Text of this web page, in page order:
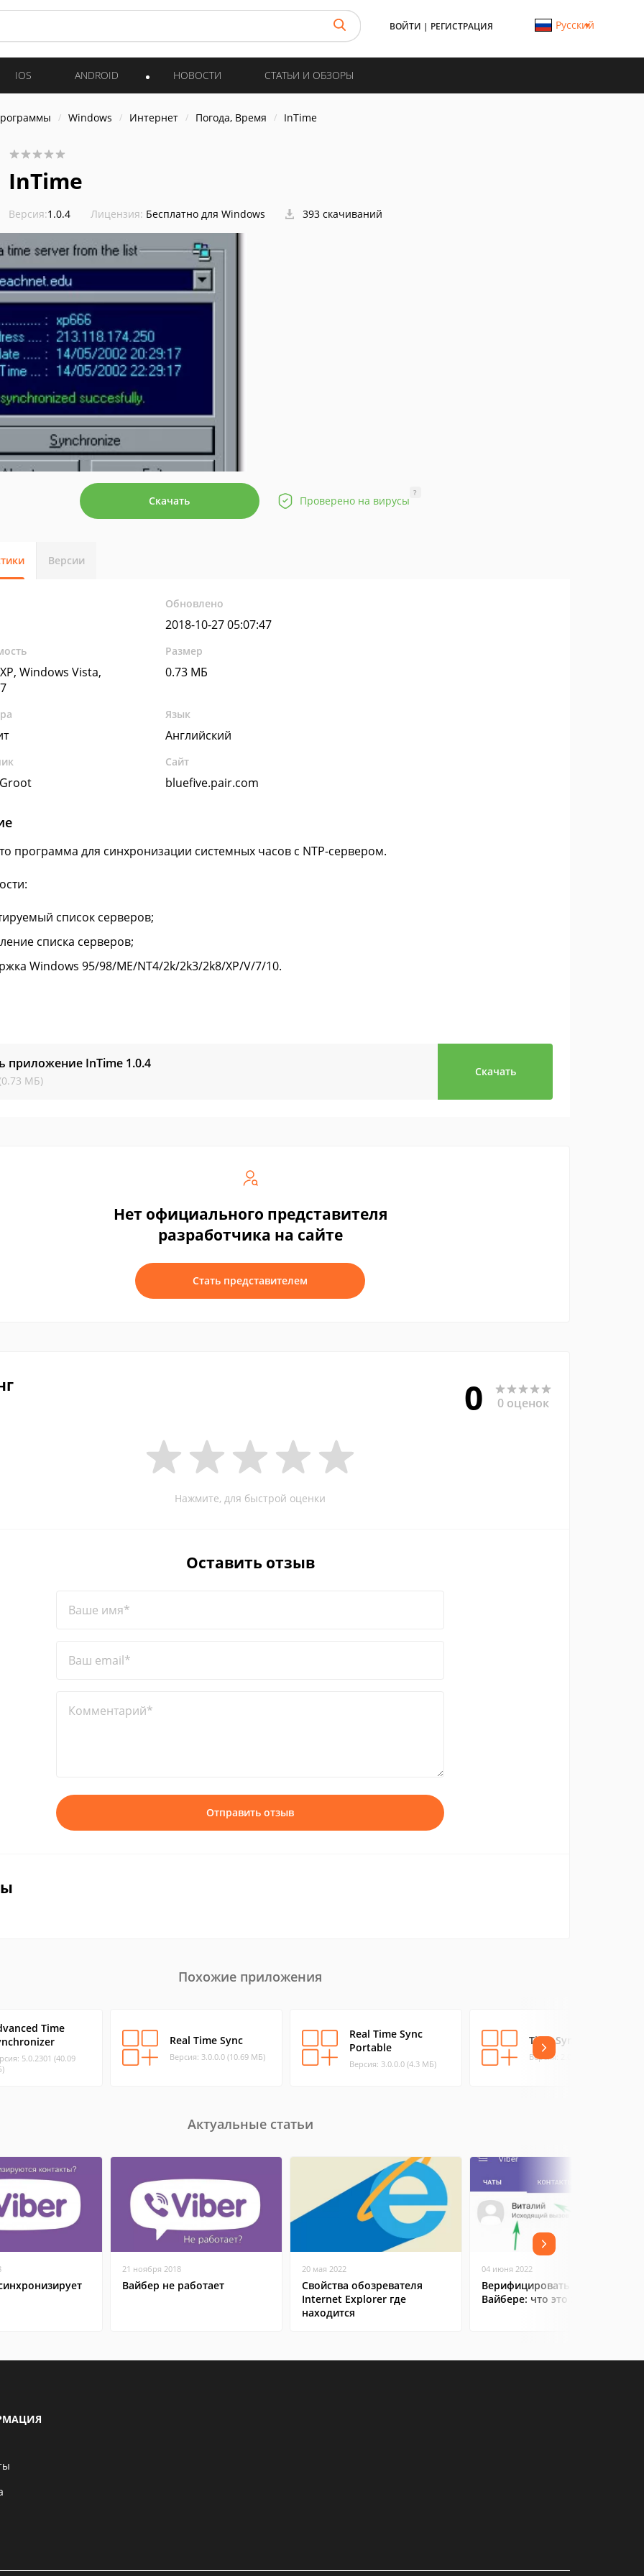
ВОЙТИ | РЕГИСТРАЦИЯ Русский
IOS ANDROID НОВОСТИ СТАТЬИ И ОБЗОРЫ
Windows Интернет Погода, Время InTime
InTime
Версия:1.0.4 Лицензия: Бесплатно для Windows 393 скачиваний
Скачать Проверено на вирусы
?
Версии
Обновлено
2018-10-27 05:07:47
Windows Vista,
Размер
0.73 МБ
Язык
Английский
Сайт
bluefive.pair.com
программа для синхронизации системных часов с NTP-сервером.
список серверов;
списка серверов;
Windows 95/98/ME/NT4/2k/2k3/2k8/XP/V/7/10.
приложение InTime 1.0.4
МБ)
Скачать
Нет официального представителя
разработчика на сайте
Стать представителем
0 0 оценок
Нажмите, для быстрой оценки
Оставить отзыв
Ваше имя*
Ваш email*
Комментарий*
Отправить отзыв
Похожие приложения
Time
5.0.2301 (40.09
Real Time Sync
Версия: 3.0.0.0 (10.69 МБ)
Real Time Sync
Portable
Версия: 3.0.0.0 (4.3 МБ)
Time Sync
Версия: 2.0.2 (1.32 МБ)
Актуальные статьи
21 ноября 2018
Вайбер не работает
20 мая 2022
Свойства обозревателя
Internet Explorer где
находится
04 июня 2022
Верифицировать контакт в
Вайбере: что это значит